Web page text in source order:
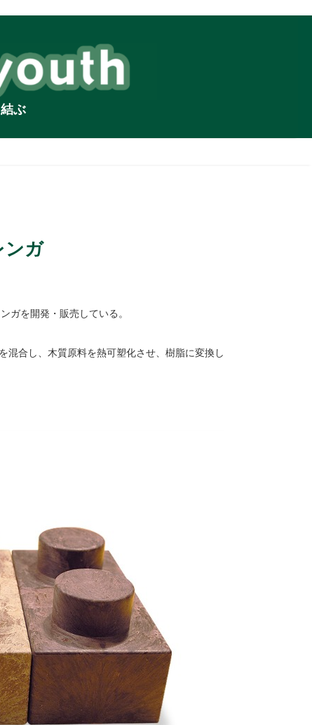
ぶ
ンガ
ガを開発・販売している。
混合し、木質原料を熱可塑化させ、樹脂に変換し